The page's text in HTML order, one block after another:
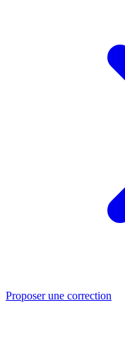
Proposer une correction